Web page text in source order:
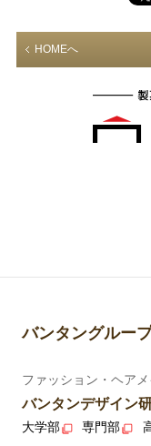
HOMEへ
バンタングルー
ファッション・ヘア
バンタンデザイン
大学部 専門部